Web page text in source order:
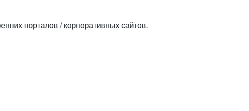
порталов / корпоративных сайтов.